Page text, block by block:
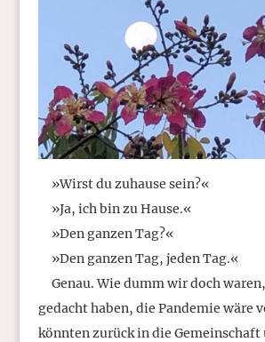
»Wirst du zuhause sein?«
»Ja, ich bin zu Hause.«
»Den ganzen Tag?«
»Den ganzen Tag, jeden Tag.«
Genau. Wie dumm wir doch
gedacht haben, die Pandemie wäre
könnten zurück in die Gemeinschaft